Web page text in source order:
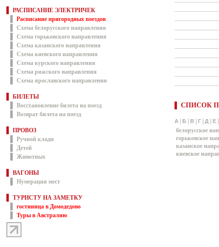
РАСПИСАНИЕ ЭЛЕКТРИЧЕК
Расписание пригородных поездов
Схема белорусского направления
Схема горьковского направления
Схема казанского направления
Схема киевского направления
Схема курского направления
Схема рижского направления
Схема ярославского направления
БИЛЕТЫ
Восстановление билета на поезд
Возврат билета на поезд
ПРОВОЗ
Ручной клади
Детей
Животных
ВАГОНЫ
Нумерация мест
ТУРИСТУ НА ЗАМЕТКУ
гостиница в Домодедово
Туры в Австралию
СПИСОК
А Б В Г Д Е
белорусское
горьковское
казанское
киевское